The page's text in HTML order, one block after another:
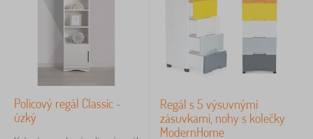
Policový regál Classic -
úzký
Regál s 5 výsuvnými
zásuvkami, nohy s kolečky
ModernHome